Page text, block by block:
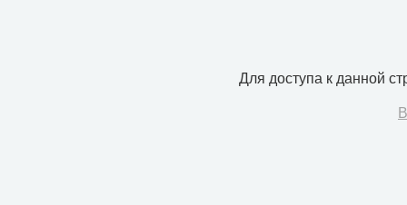
Для доступа к данной